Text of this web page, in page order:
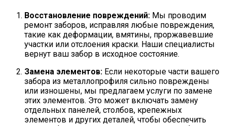
Восстановление повреждений: Мы проводим
ремонт заборов, исправляя любые повреждения,
такие как деформации, вмятины, проржавевшие
участки или отслоения краски. Наши специалисты
вернут ваш забор в исходное состояние.
Замена элементов: Если некоторые части вашего
забора из металлопрофиля сильно повреждены
или изношены, мы предлагаем услуги по замене
этих элементов. Это может включать замену
отдельных панелей, столбов, крепежных
элементов и других деталей, чтобы обеспечить